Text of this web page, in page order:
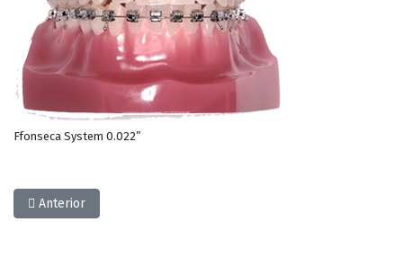
Ffonseca System 0.022”
Artículo anterior: Arcos Ortodonticos
Anterior